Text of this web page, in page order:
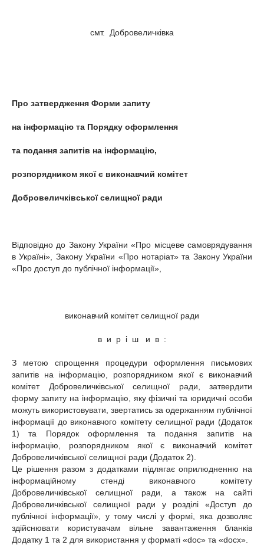
смт. Добровеличківка
Про затвердження Форми запиту
на інформацію та Порядку оформлення
та подання запитів на інформацію,
розпорядником якої є виконавчий комітет
Добровеличківської селищної ради
Відповідно до Закону України «Про місцеве самоврядування
в Україні», Закону України «Про нотаріат» та Закону України
«Про доступ до публічної інформації»,
виконавчий комітет селищної ради
в и р і ш и в :
З метою спрощення процедури оформлення письмових
запитів на інформацію, розпорядником якої є виконавчий
комітет Добровеличківської селищної ради, затвердити
форму запиту на інформацію, яку фізичні та юридичні особи
можуть використовувати, звертатись за одержанням публічної
інформації до виконавчого комітету селищної ради (Додаток
1) та Порядок оформлення та подання запитів на
інформацію, розпорядником якої є виконавчий комітет
Добровеличківської селищної ради (Додаток 2).
Це рішення разом з додатками підлягає оприлюдненню на
інформаційному стенді виконавчого комітету
Добровеличківської селищної ради, а також на сайті
Добровеличківської селищної ради у розділі «Доступ до
публічної інформації», у тому числі у формі, яка дозволяє
здійснювати користувачам вільне завантаження бланків
Додатку 1 та 2 для використання у форматі «doc» та «docx».